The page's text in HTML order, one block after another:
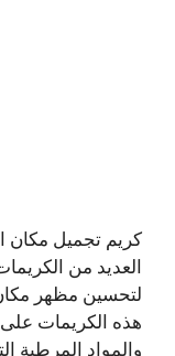
كريم تجميل مكان
العديد من
لتحسين مظهر
هذه الكريمات على
والمواد المرطبة